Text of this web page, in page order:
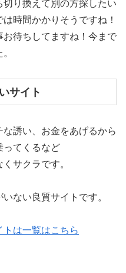
り換えて別の方探したい
時間かかりそうですね！
待ちしてますね！今まで
サイト
誘い、お金をあげるから
ってくるなど
サクラです。
ない良質サイトです。
は一覧はこちら